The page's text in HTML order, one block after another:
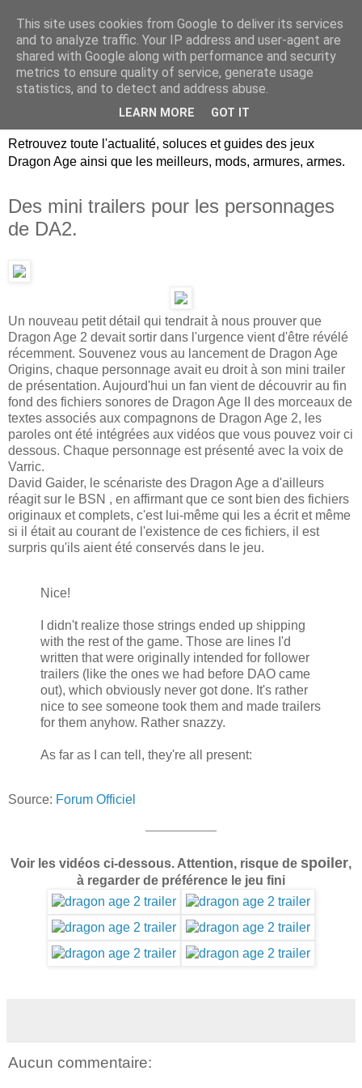
Dragon Age Univers :
Guides, soluces, infos sur
les jeux Dragon Age.
Retrouvez toute l'actualité, soluces et guides des jeux
Dragon Age ainsi que les meilleurs, mods, armures, armes.
Des mini trailers pour les personnages
de DA2.
Un nouveau petit détail qui tendrait à nous prouver que
Dragon Age 2 devait sortir dans l'urgence vient d'être révélé
récemment. Souvenez vous au lancement de Dragon Age
Origins, chaque personnage avait eu droit à son mini trailer
de présentation. Aujourd'hui un fan vient de découvrir au fin
fond des fichiers sonores de Dragon Age II des morceaux de
textes associés aux compagnons de Dragon Age 2, les
paroles ont été intégrées aux vidéos que vous pouvez voir ci
dessous. Chaque personnage est présenté avec la voix de
Varric.
David Gaider, le scénariste des Dragon Age a d'ailleurs
réagit sur le BSN , en affirmant que ce sont bien des fichiers
originaux et complets, c'est lui-même qui les a écrit et même
si il était au courant de l'existence de ces fichiers, il est
surpris qu'ils aient été conservés dans le jeu.
Nice!
I didn't realize those strings ended up shipping
with the rest of the game. Those are lines I'd
written that were originally intended for follower
trailers (like the ones we had before DAO came
out), which obviously never got done. It's rather
nice to see someone took them and made trailers
for them anyhow. Rather snazzy.
As far as I can tell, they're all present:
Source: Forum Officiel
Voir les vidéos ci-dessous. Attention, risque de spoiler,
à regarder de préférence le jeu fini
Aucun commentaire:
This site uses cookies from Google to deliver its services
and to analyze traffic. Your IP address and user-agent are
shared with Google along with performance and security
metrics to ensure quality of service, generate usage
statistics, and to detect and address abuse.
LEARN MORE GOT IT